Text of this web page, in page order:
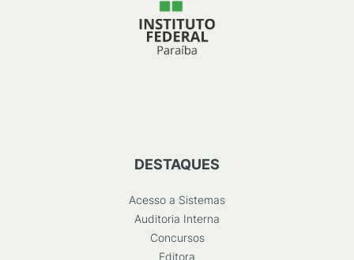
DESTAQUES
Acesso a Sistemas
Auditoria Interna
Concursos
Editora